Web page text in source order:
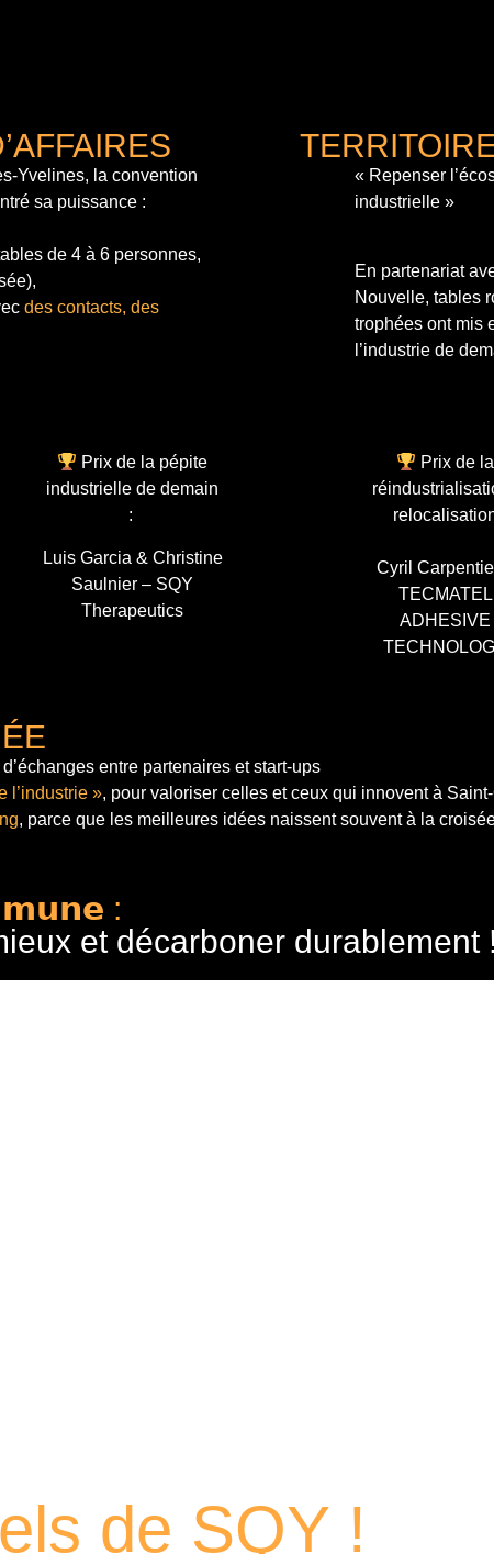
Yvelines, la convention
sa puissance :
de 4 à 6 personnes,
des contacts, des
« Repenser
industrielle »
En partenariat
Nouvelle, tables
trophées ont mis
l’industrie de
Prix de la pépite
industrielle de demain
:
Luis Garcia & Christine
Saulnier – SQY
Therapeutics
Prix de la
Cyril
TECMATEL
ADHESIVE
entre partenaires et start-ups
l’industrie », pour valoriser celles et ceux qui innovent à
, parce que les meilleures idées naissent souvent à la
:
et décarboner durablement !
de SQY !